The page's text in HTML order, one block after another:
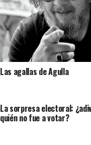
Las agallas de Agulla
La sorpresa electoral:
quién no fue a votar?